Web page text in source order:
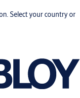
Select your country or